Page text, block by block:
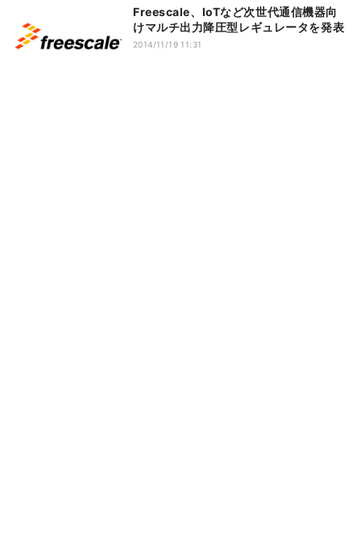
Freescale、IoTなど次世代通信機器向
けマルチ出力降圧型レギュレータを発表
2014/11/19 11:31